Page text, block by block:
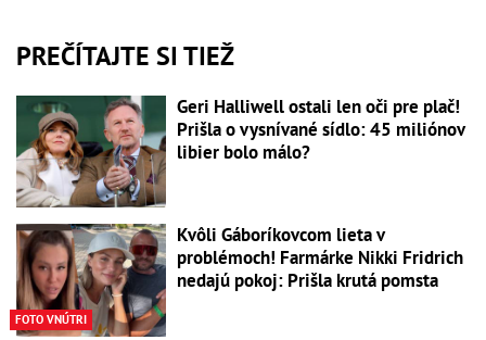
PREČÍTAJTE SI TIEŽ
Geri Halliwell ostali len oči pre plač!
Prišla o vysnívané sídlo: 45 miliónov
libier bolo málo?
FOTO VNÚTRI
Kvôli Gáboríkovcom lieta v
problémoch! Farmárke Nikki Fridrich
nedajú pokoj: Prišla krutá pomsta